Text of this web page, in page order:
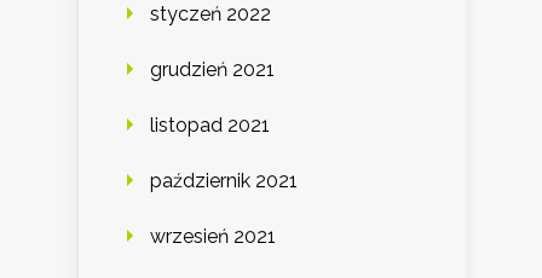
styczeń 2022
grudzień 2021
listopad 2021
październik 2021
wrzesień 2021